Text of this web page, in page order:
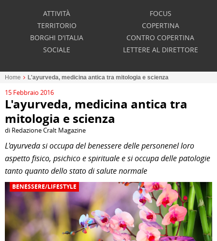
ATTIVITÀ
TERRITORIO
BORGHI D'ITALIA
SOCIALE
FOCUS
COPERTINA
CONTRO COPERTINA
LETTERE AL DIRETTORE
Home L'ayurveda, medicina antica tra mitologia e scienza
15 Febbraio 2016
L'ayurveda, medicina antica tra
mitologia e scienza
di Redazione Cralt Magazine
L'ayurveda si occupa del benessere delle personenel loro
aspetto fisico, psichico e spirituale e si occupa delle patologie
tanto quanto dello stato di salute normale
BENESSERE/LIFESTYLE